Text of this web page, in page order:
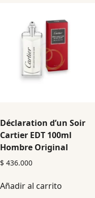
Déclaration d’un Soir
Cartier EDT 100ml
Hombre Original
$ 436.000
Añadir al carrito